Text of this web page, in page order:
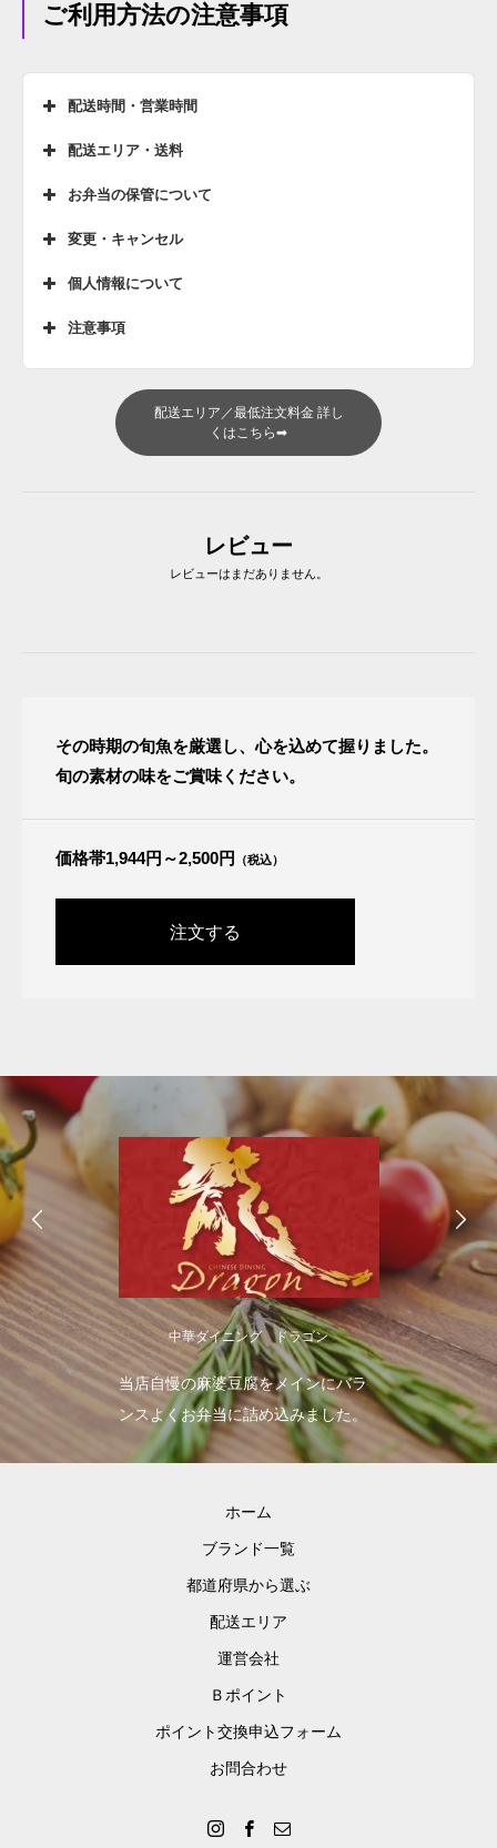
ご利用方法の注意事項
配送時間・営業時間
配送エリア・送料
お弁当の保管について
変更・キャンセル
個人情報について
注意事項
配送エリア／最低注文料金 詳し
くはこちら➡
レビュー
レビューはまだありません。
その時期の旬魚を厳選し、心を込めて握りました。
旬の素材の味をご賞味ください。
価格帯1,944円～2,500円 （税込）
注文する
中華ダイニング ドラゴン
当店自慢の麻婆豆腐をメインにバラ
ンスよくお弁当に詰め込みました。
ホーム
ブランド一覧
都道府県から選ぶ
配送エリア
運営会社
Ｂポイント
ポイント交換申込フォーム
お問合わせ